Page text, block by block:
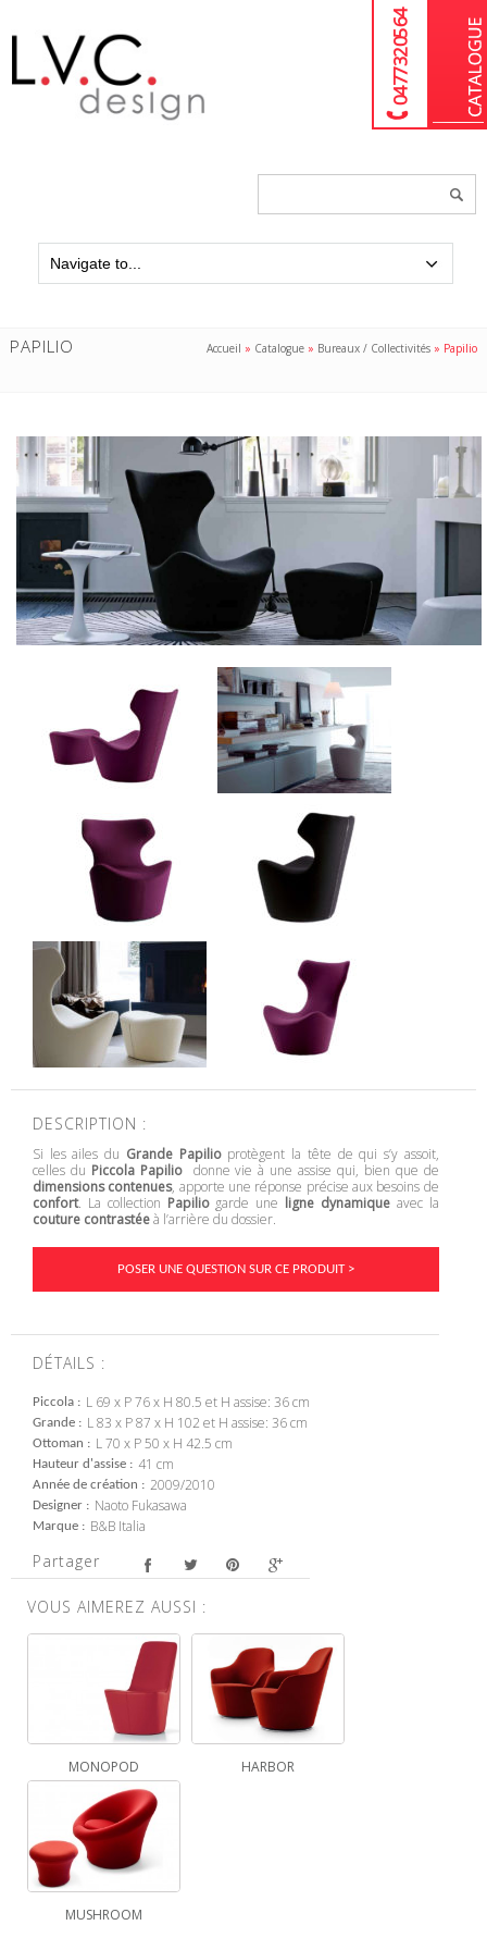
04 77 32 05 64
PAPILIO Accueil » Catalogue » Bureaux / Collectivités » Papilio
DESCRIPTION :
Si les ailes du Grande Papilioprotègent la tête de qui s’y assoit,
celles du Piccola Papiliodonne vie à une assise qui, bien que de
dimensions contenues, apporte une réponse précise aux besoins de
confort. La collection Papiliogarde une ligne dynamique avec la
couture contrastéeà l’arrière du dossier.
POSER UNE QUESTION SUR CE PRODUIT >
DÉTAILS :
Piccola L 69 x P 76 x H 80.5 et H assise: 36 cm
Grande L 83 x P 87 x H 102 et H assise: 36 cm
Ottoman L 70 x P 50 x H 42.5 cm
Hauteur d'assise 41 cm
Année de création 2009/2010
Designer Naoto Fukasawa
Marque B&B Italia
Partager
VOUS AIMEREZ AUSSI :
MONOPOD HARBOR
MUSHROOM